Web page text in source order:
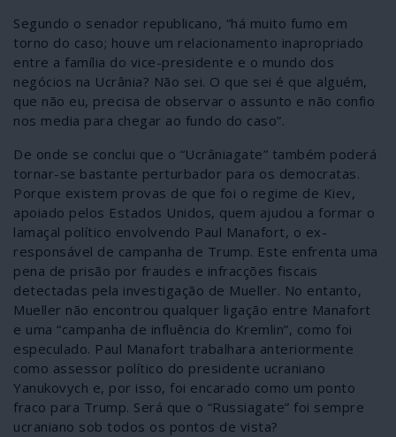
Segundo o senador republicano, “há muito fumo em
torno do caso; houve um relacionamento inapropriado
entre a família do vice-presidente e o mundo dos
negócios na Ucrânia? Não sei. O que sei é que alguém,
que não eu, precisa de observar o assunto e não confio
nos media para chegar ao fundo do caso”.
De onde se conclui que o “Ucrâniagate” também poderá
tornar-se bastante perturbador para os democratas.
Porque existem provas de que foi o regime de Kiev,
apoiado pelos Estados Unidos, quem ajudou a formar o
lamaçal político envolvendo Paul Manafort, o ex-
responsável de campanha de Trump. Este enfrenta uma
pena de prisão por fraudes e infracções fiscais
detectadas pela investigação de Mueller. No entanto,
Mueller não encontrou qualquer ligação entre Manafort
e uma “campanha de influência do Kremlin”, como foi
especulado. Paul Manafort trabalhara anteriormente
como assessor político do presidente ucraniano
Yanukovych e, por isso, foi encarado como um ponto
fraco para Trump. Será que o “Russiagate” foi sempre
ucraniano sob todos os pontos de vista?